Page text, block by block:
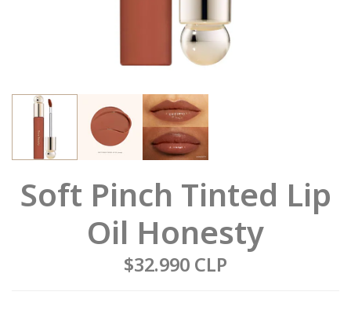
Soft Pinch Tinted Lip
Oil Honesty
$32.990 CLP